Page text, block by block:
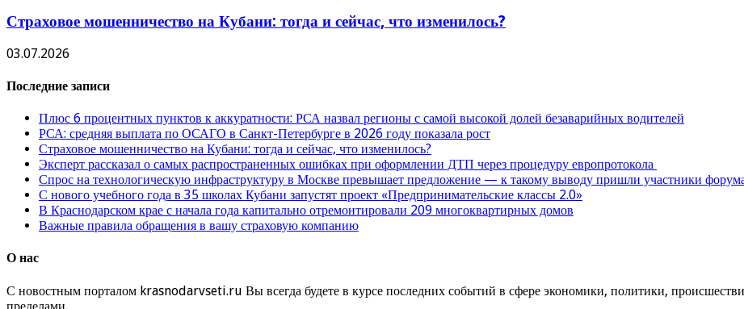
Страховое мошенничество на Кубани: тогда и сейчас, что изменилось?
03.07.2026
Последние записи
Плюс 6 процентных пунктов к аккуратности: РСА назвал регионы с самой высокой долей безаварийных водителей
РСА: средняя выплата по ОСАГО в Санкт-Петербурге в 2026 году показала рост
Страховое мошенничество на Кубани: тогда и сейчас, что изменилось?
Эксперт рассказал о самых распространенных ошибках при оформлении ДТП через процедуру европротокола
Спрос на технологическую инфраструктуру в Москве превышает предложение — к такому выводу пришли участники
С нового учебного года в 35 школах Кубани запустят проект «Предпринимательские классы 2.0»
В Краснодарском крае с начала года капитально отремонтировали 209 многоквартирных домов
Важные правила обращения в вашу страховую компанию
О нас
С новостным порталом krasnodarvseti.ru Вы всегда будете в курсе последних событий в сфере экономики, политики,